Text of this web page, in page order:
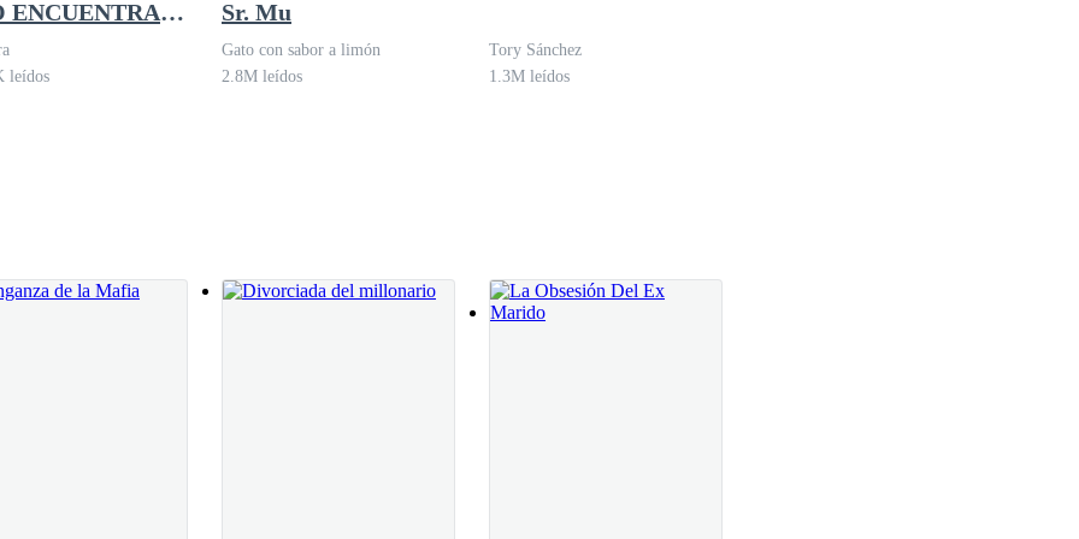
ENCUENTRA
leídos
Sr. Mu
Gato con sabor a limón
2.8M leídos
Tory Sánchez
1.3M leídos